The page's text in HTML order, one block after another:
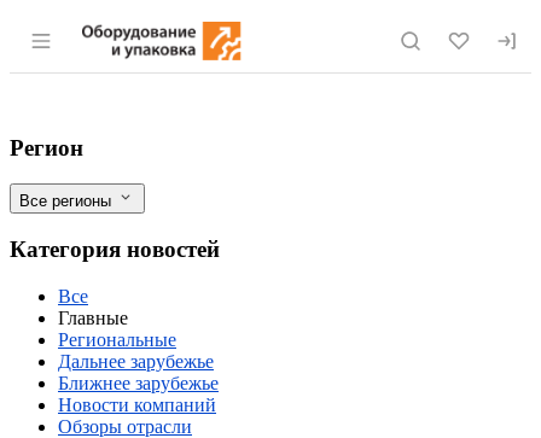
Раздел навигации по сайту eqinfo.ru
Казахстан стал главным покупателем
Фильтры
Регион
Все регионы
Категория новостей
Все
Главные
Региональные
Дальнее зарубежье
Ближнее зарубежье
Новости компаний
Обзоры отрасли